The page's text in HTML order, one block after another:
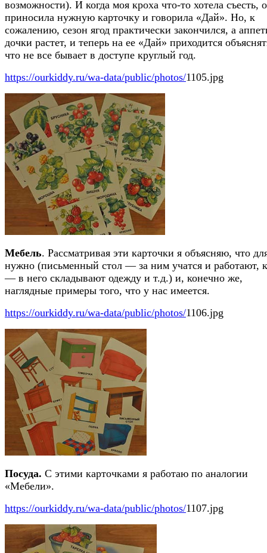
возможности). И когда моя кроха что-то хотела съесть,
приносила нужную карточку и говорила «Дай». Но, к
сожалению, сезон ягод практически закончился, а
дочки растет, и теперь на ее «Дай» приходится
что не все бывает в доступе круглый год.
https://ourkiddy.ru/wa-data/public/photos/1105.jpg
Мебель. Рассматривая эти карточки я объясняю, что
нужно (письменный стол — за ним учатся и работают,
— в него складывают одежду и т.д.) и, конечно же,
наглядные примеры того, что у нас имеется.
https://ourkiddy.ru/wa-data/public/photos/1106.jpg
Посуда. С этими карточками я работаю по аналогии
«Мебели».
https://ourkiddy.ru/wa-data/public/photos/1107.jpg